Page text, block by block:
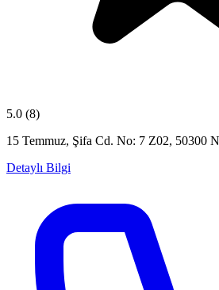
5.0 (8)
15 Temmuz, Şifa Cd. No: 7 Z02, 50300
Detaylı Bilgi